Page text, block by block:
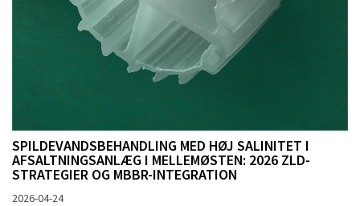
SPILDEVANDSBEHANDLING MED HØJ SALINITET I
AFSALTNINGSANLÆG I MELLEMØSTEN: 2026 ZLD-
STRATEGIER OG MBBR-INTEGRATION
2026-04-24